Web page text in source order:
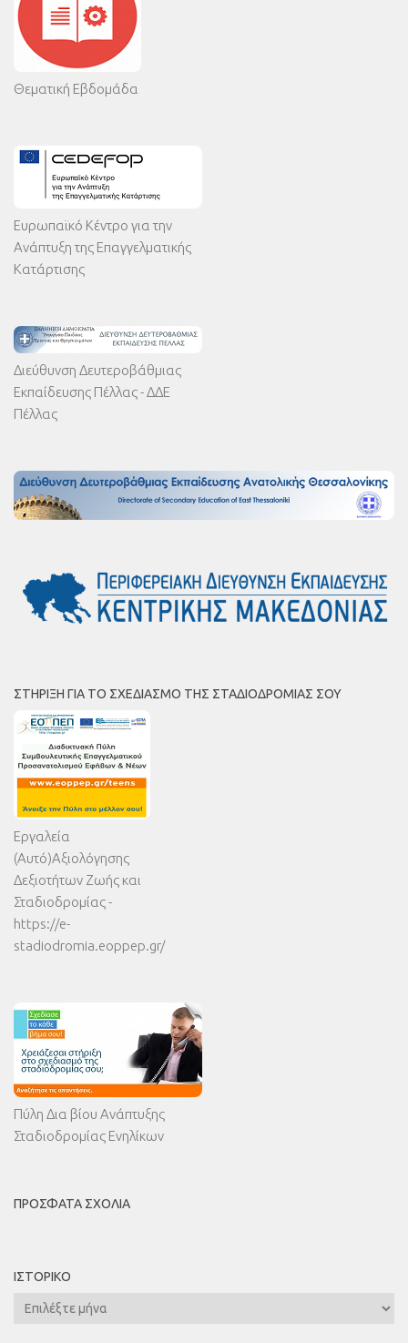
Θεματική Εβδομάδα
Ευρωπαϊκό Κέντρο για την
Ανάπτυξη της Επαγγελματικής
Κατάρτισης
Διεύθυνση Δευτεροβάθμιας
Εκπαίδευσης Πέλλας - ΔΔΕ
Πέλλας
ΣΤΉΡΙΞΗ ΓΙΑ ΤΟ ΣΧΕΔΙΑΣΜΌ ΤΗΣ ΣΤΑΔΙΟΔΡΟΜΊΑΣ ΣΟΥ
Εργαλεία
(Αυτό)Αξιολόγησης
Δεξιοτήτων Ζωής και
Σταδιοδρομίας -
https://e-
stadiodromia.eoppep.gr/
Πύλη Δια βίου Ανάπτυξης
Σταδιοδρομίας Ενηλίκων
ΠΡΌΣΦΑΤΑ ΣΧΌΛΙΑ
ΙΣΤΟΡΙΚΌ
Ιστορικό